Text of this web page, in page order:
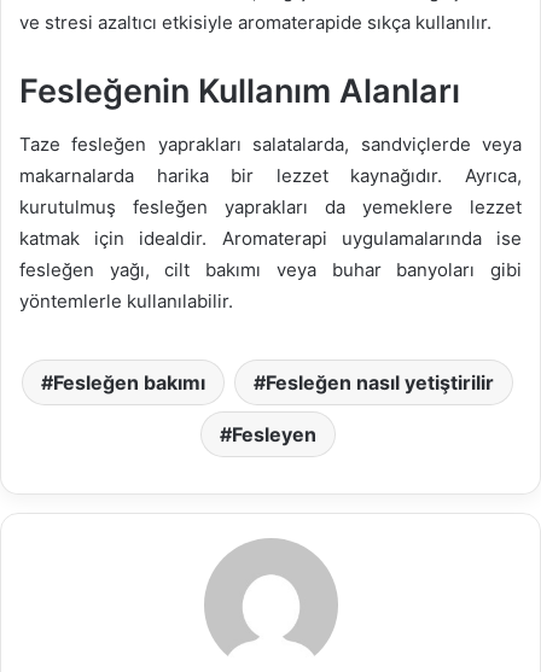
ve stresi azaltıcı etkisiyle aromaterapide sıkça kullanılır.
Fesleğenin Kullanım Alanları
Taze fesleğen yaprakları salatalarda, sandviçlerde veya
makarnalarda harika bir lezzet kaynağıdır. Ayrıca,
kurutulmuş fesleğen yaprakları da yemeklere lezzet
katmak için idealdir. Aromaterapi uygulamalarında ise
fesleğen yağı, cilt bakımı veya buhar banyoları gibi
yöntemlerle kullanılabilir.
Fesleğen bakımı Fesleğen nasıl yetiştirilir
Fesleyen